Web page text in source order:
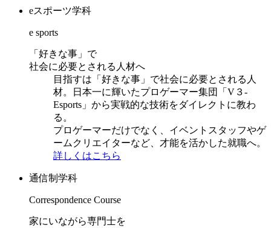
eスポーツ学科
e sports
「好きな事」で
社会に必要とされる人材へ
目指すは「好きな事」で社会に必要とされる人
材。日本一に輝いたプロゲーマー集団「V３-
Esports」から実戦的な技術をダイレクトに教わ
る。
プロゲーマーだけでなく、イベントスタッフやゲ
ームクリエイターなど、才能を活かした就職へ。
詳しくはこちら
通信制学科
Correspondence Course
家にいながら専門士を